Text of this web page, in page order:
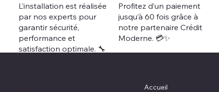
L’installation est réalisée
par nos experts pour
garantir sécurité,
performance et
satisfaction optimale. 🔧
Profitez d’un paiement
jusqu’à 60 fois grâce à
notre partenaire Crédit
Moderne. 💳✨
Accueil